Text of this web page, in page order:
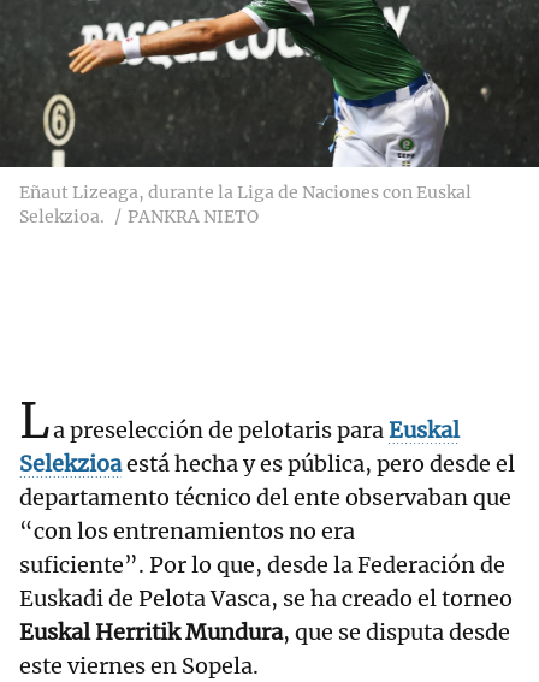
Eñaut Lizeaga, durante la Liga de Naciones con Euskal
Selekzioa.
PANKRA NIETO
La preselección de pelotaris paraEuskal
Selekzioaestá hecha y es pública, pero desde el
departamento técnico del ente observaban que
“con los entrenamientos no era
suficiente”. Por lo que, desde la Federación de
Euskadi de Pelota Vasca, se ha creado el torneo
Euskal Herritik Mundura, que se disputa desde
este viernes en Sopela.